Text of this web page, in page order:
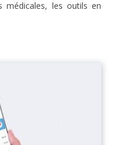
médicales, les outils en